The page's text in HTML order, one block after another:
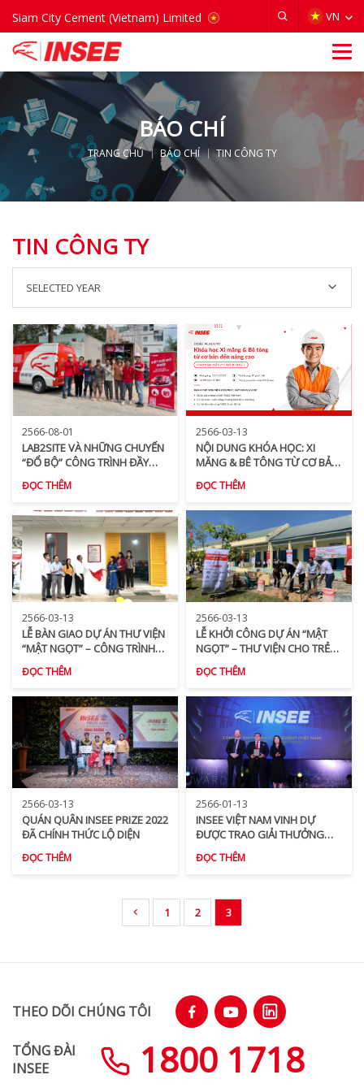
Siam City Cement (Vietnam) Limited VN
BÁO CHÍ
TRANG CHỦ BÁO CHÍ TIN CÔNG TY
TIN CÔNG TY
SELECTED YEAR
2566-08-01
LAB2SITE VÀ NHỮNG CHUYẾN
“ĐỔ BỘ” CÔNG TRÌNH ĐẦY
BẤT NGỜ
ĐỌC THÊM
2566-03-13
NỘI DUNG KHÓA HỌC: XI
MĂNG & BÊ TÔNG TỪ CƠ BẢN
ĐẾN NÂNG CAO
ĐỌC THÊM
2566-03-13
LỄ BÀN GIAO DỰ ÁN THƯ VIỆN
“MẬT NGỌT” – CÔNG TRÌNH
ĐẠT CHỨNG CHỈ CÔNG TRÌNH
XANH ĐẦU TIÊN TẠI NINH
ĐỌC THÊM
2566-03-13
LỄ KHỞI CÔNG DỰ ÁN “MẬT
NGỌT” – THƯ VIỆN CHO TRẺ
EM VÙNG NÚI
ĐỌC THÊM
2566-03-13
QUÁN QUÂN INSEE PRIZE 2022
ĐÃ CHÍNH THỨC LỘ DIỆN
ĐỌC THÊM
2566-01-13
INSEE VIỆT NAM VINH DỰ
ĐƯỢC TRAO GIẢI THƯỞNG
CÔNG TY XÂY DỰNG VÀ CUNG
CẤP VẬT LIỆU XÂY DỰNG TIÊU
ĐỌC THÊM
1 2 3
THEO DÕI CHÚNG TÔI
TỔNG ĐÀI
INSEE
1800 1718